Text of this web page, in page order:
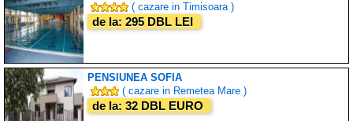
( cazare in Timisoara )
de la: 295 DBL LEI
PENSIUNEA SOFIA
( cazare in Remetea Mare )
de la: 32 DBL EURO